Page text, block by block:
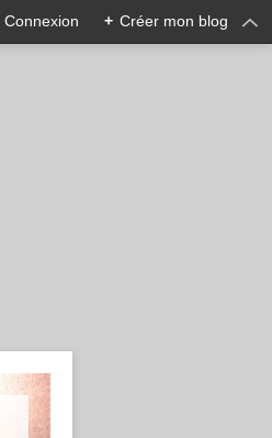
Connexion + Créer mon blog